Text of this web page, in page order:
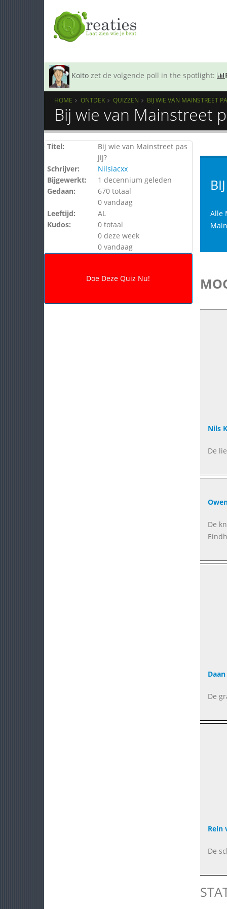
Koito zet de volgende poll in the spotlight:
HOME ONTDEK QUIZZEN BIJ WIE VAN MAINSTREET
Bij wie van Mainstreet
Titel:
Bij wie van Mainstreet pas
jij?
Schrijver:
Nilsiacxx
Bijgewerkt:
1 decennium geleden
Gedaan:
670 totaal
0 vandaag
Leeftijd:
AL
Kudos:
0 totaal
0 deze week
0 vandaag
Alle
Nils
De
De
De
Rein
De